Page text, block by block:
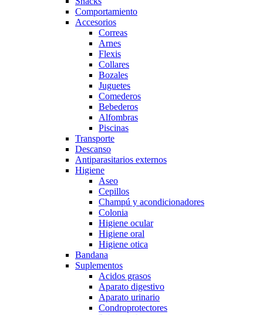
Comportamiento
Accesorios
Correas
Arnes
Flexis
Collares
Bozales
Juguetes
Comederos
Bebederos
Alfombras
Piscinas
Transporte
Descanso
Antiparasitarios externos
Higiene
Aseo
Cepillos
Champú y acondicionadores
Colonia
Higiene ocular
Higiene oral
Higiene otica
Bandana
Suplementos
Acidos grasos
Aparato digestivo
Aparato urinario
Condroprotectores